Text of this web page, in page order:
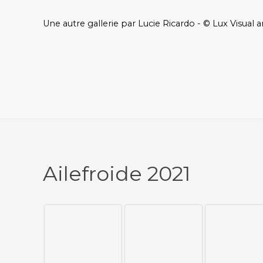
Une autre gallerie par Lucie Ricardo - © Lux Visual
Ailefroide 2021